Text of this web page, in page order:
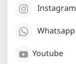
Instagram
Whatsapp
Youtube